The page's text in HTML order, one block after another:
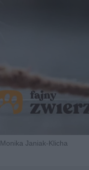
Janiak-Klicha